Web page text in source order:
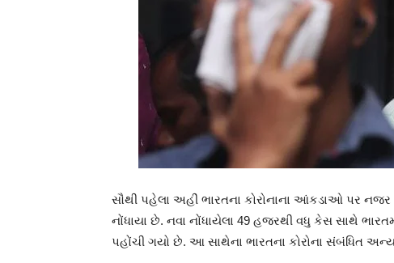
સૌથી પહેલા અહીં ભારતના કોરોનાના આંકડાઓ પર નજર
નોંધાયા છે. નવા નોંધાયેલા 49 હજરથી વધુ કેસ સાથે
પહોંચી ગયો છે. આ સાથેના ભારતના કોરોના સંબંધિત